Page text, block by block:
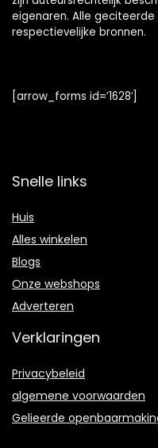
eigenaren. Alle
respectievelijke bronnen.
[arrow_forms id=’1628′]
Snelle links
Huis
Alles winkelen
Blogs
Onze webshops
Adverteren
Verklaringen
Privacybeleid
algemene voorwaarden
Gelieerde